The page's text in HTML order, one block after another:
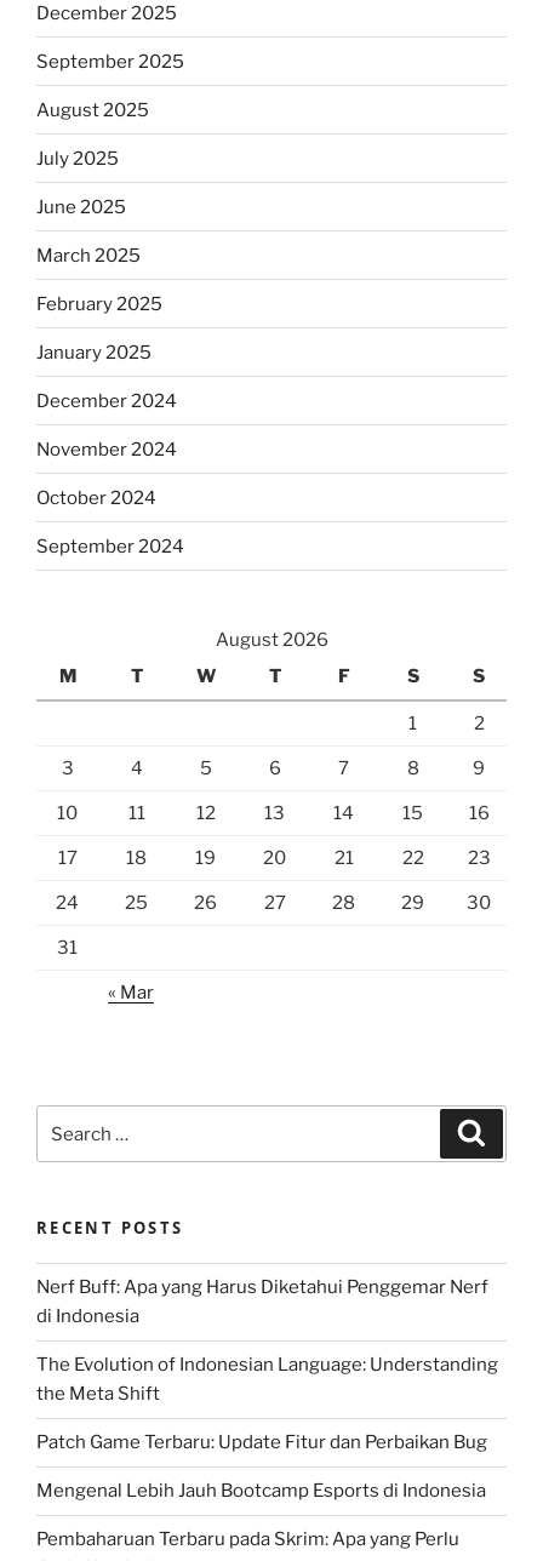
December 2025
September 2025
August 2025
July 2025
June 2025
March 2025
February 2025
January 2025
December 2024
November 2024
October 2024
September 2024
August 2026
M
T W T F S S
1 2
3 4 5 6 7 8 9
10 11 12 13 14 15 16
17 18 19 20 21 22 23
24 25 26 27 28 29 30
31
« Mar
for:
RECENT POSTS
Nerf Buff: Apa yang Harus Diketahui Penggemar Nerf
di Indonesia
The Evolution of Indonesian Language: Understanding
the Meta Shift
Patch Game Terbaru: Update Fitur dan Perbaikan Bug
Mengenal Lebih Jauh Bootcamp Esports di Indonesia
Pembaharuan Terbaru pada Skrim: Apa yang Perlu